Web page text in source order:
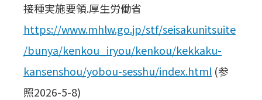
接種実施要領.厚生労働省
https://www.mhlw.go.jp/stf/seisakunitsuite
/bunya/kenkou_iryou/kenkou/kekkaku-
kansenshou/yobou-sesshu/index.html (参
照2026-5-8)